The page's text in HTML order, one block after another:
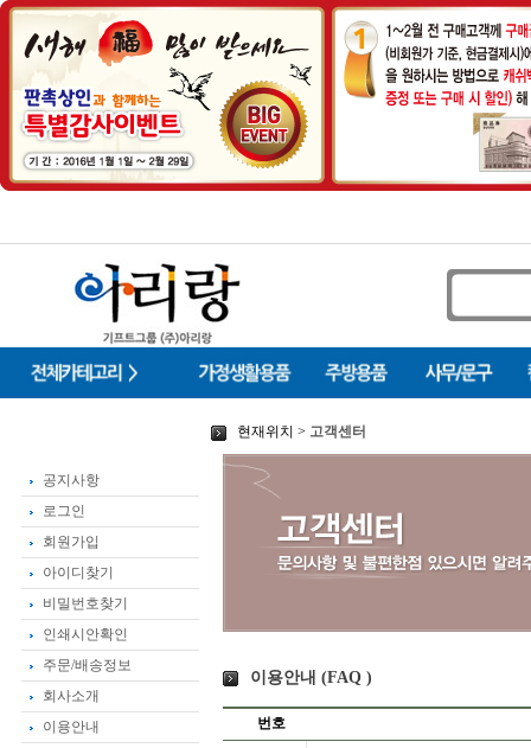
현재위치 > 고객센터
공지사항
로그인
회원가입
아이디찾기
비밀번호찾기
인쇄시안확인
주문/배송정보
회사소개
이용안내
이용안내 (FAQ )
번호